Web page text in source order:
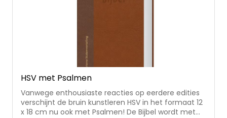
HSV met Psalmen
Vanwege enthousiaste reacties op eerdere edities
verschijnt de bruin kunstleren HSV in het formaat 12
x 18 cm nu ook met Psalmen! De Bijbel wordt met